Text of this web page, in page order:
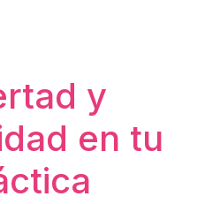
y
en tu